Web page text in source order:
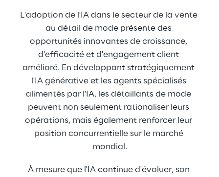
L'adoption de l'IA dans le secteur de la vente
au détail de mode présente des
opportunités innovantes de croissance,
d'efficacité et d'engagement client
amélioré. En développant stratégiquement
l'IA générative et les agents spécialisés
alimentés par l'IA, les détaillants de mode
peuvent non seulement rationaliser leurs
opérations, mais également renforcer leur
position concurrentielle sur le marché
mondial.
À mesure que l'IA continue d'évoluer, son